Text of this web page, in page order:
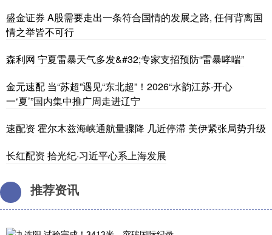
盛金证券 A股需要走出一条符合国情的发展之路, 任何背离国
情之举皆不可行
森利网 宁夏雷暴天气多发&#32;专家支招预防“雷暴哮喘”
金元速配 当“苏超”遇见“东北超”！2026“水韵江苏·开心
一‘夏’”国内集中推广周走进辽宁
速配资 霍尔木兹海峡通航量骤降 几近停滞 美伊紧张局势升级
长红配资 拾光纪·习近平心系上海发展
推荐资讯